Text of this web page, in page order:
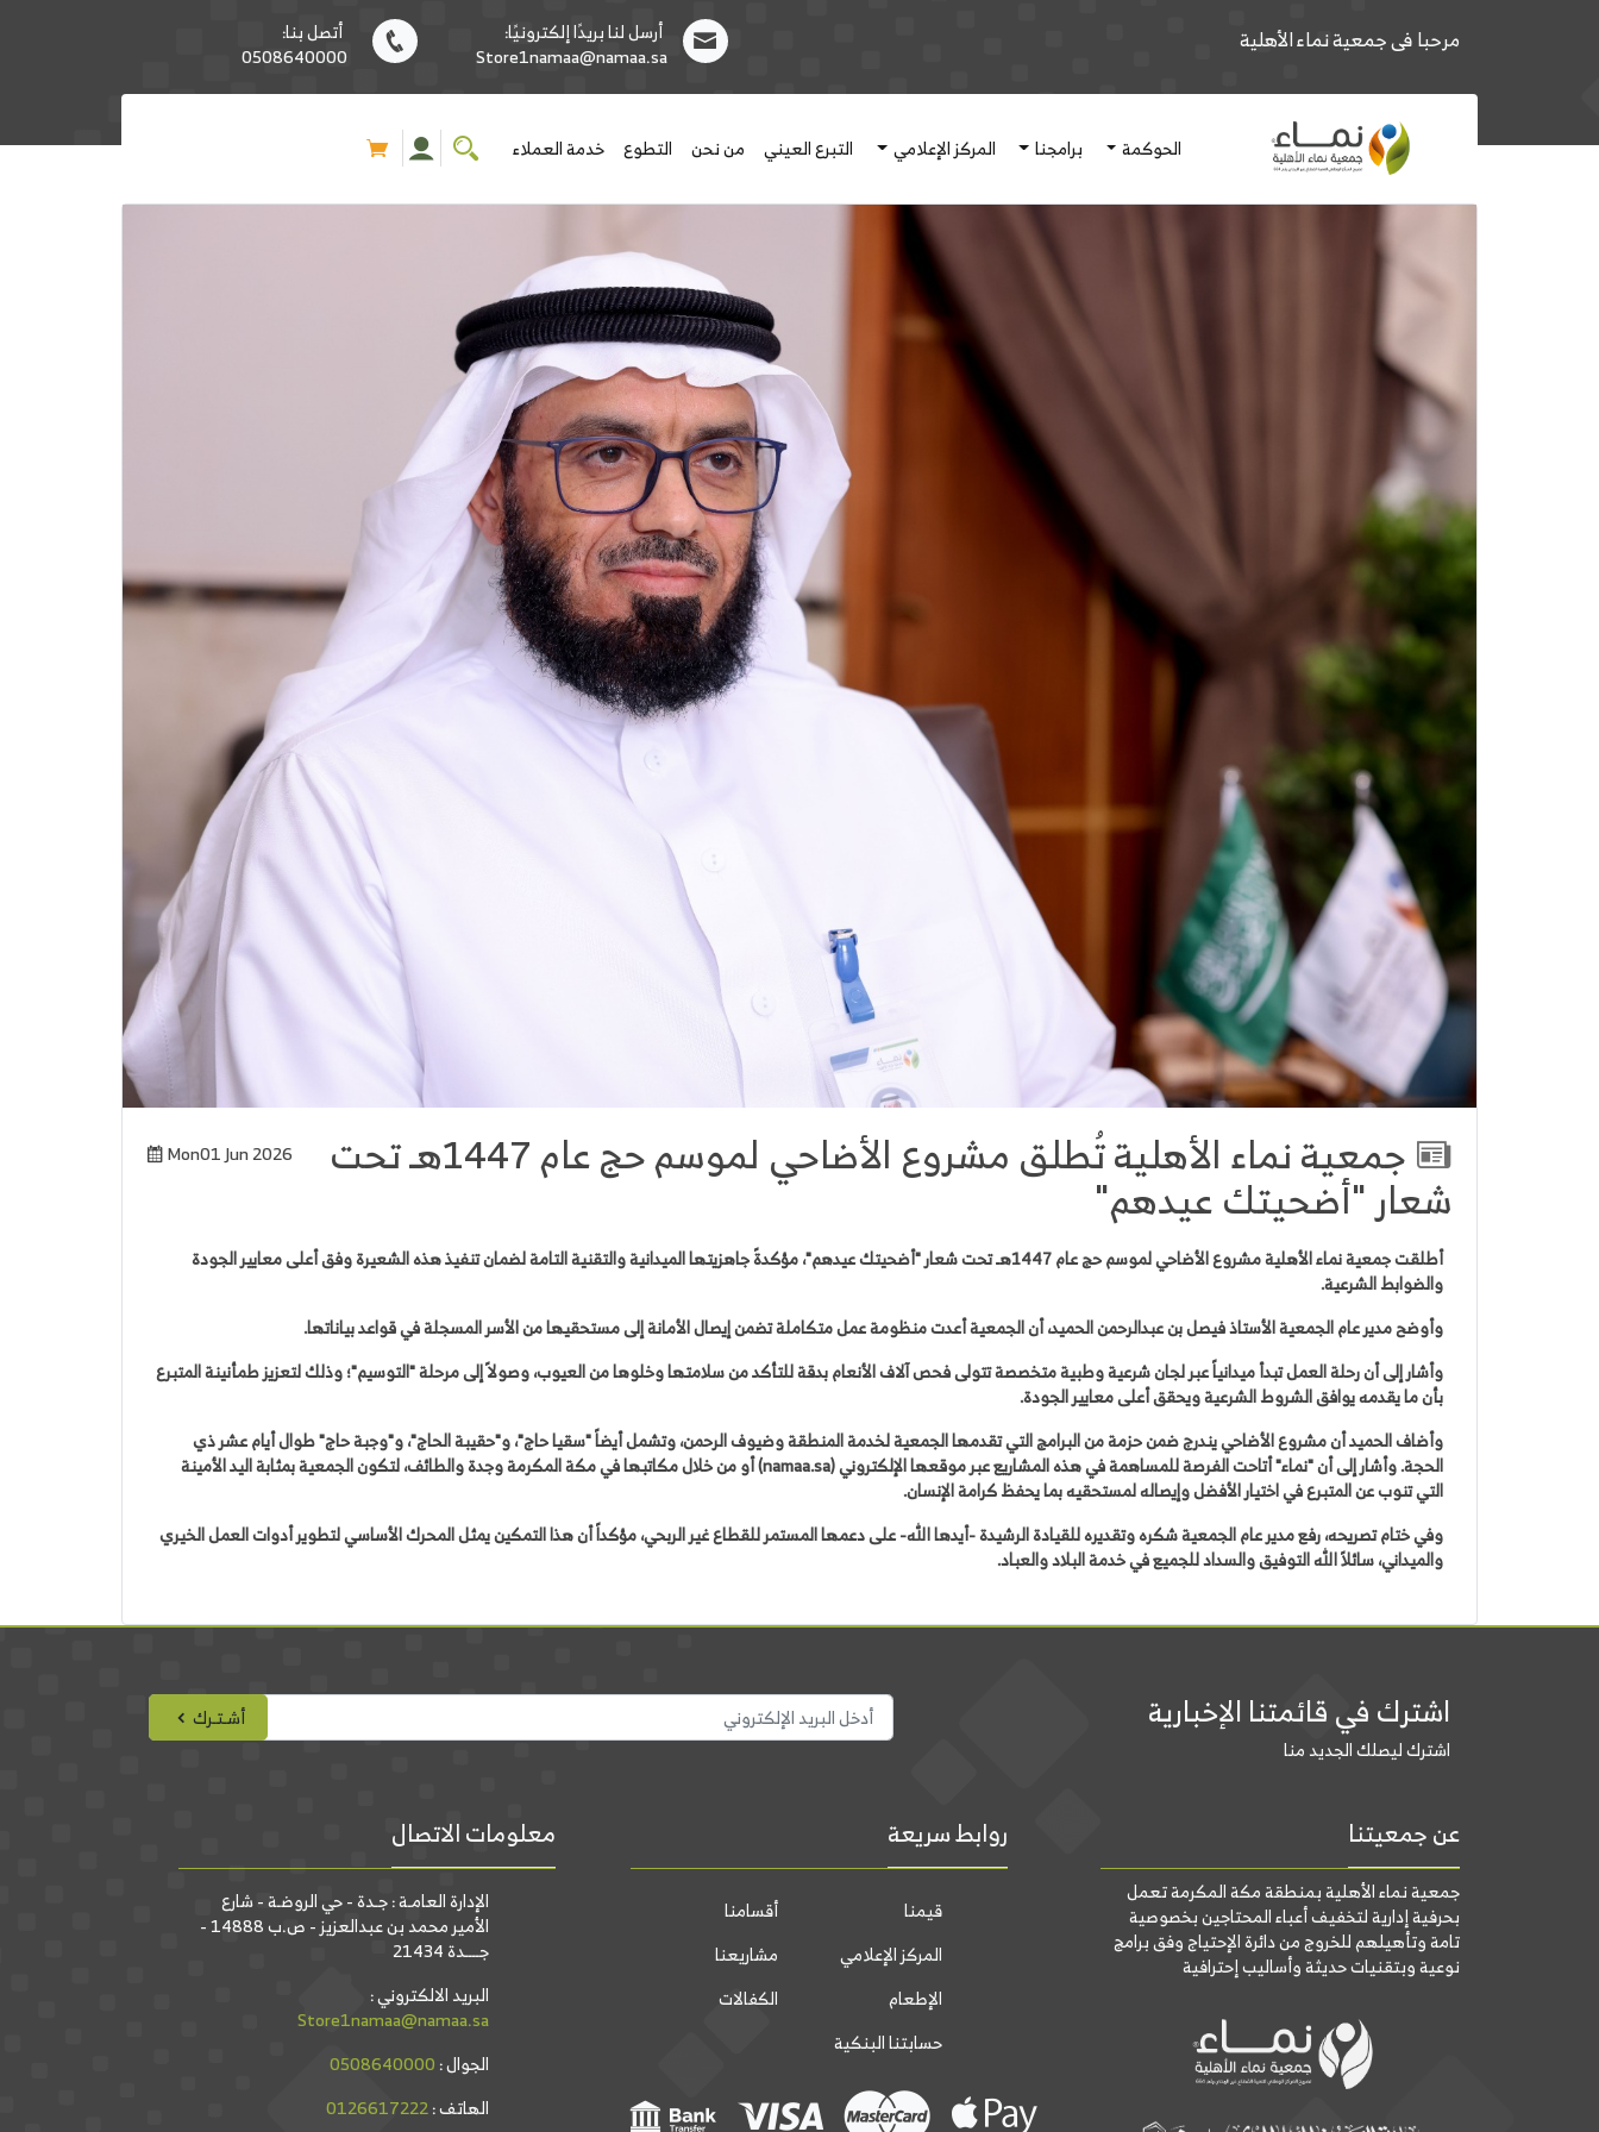
مرحبا فى جمعية نماء الأهلية
أرسل لنا بريدًا إلكترونيًا:
Store1namaa@namaa.sa
أتصل بنا:
0508640000
الحوكمة برامجنا المركز الإعلامي التبرع العيني من نحن التطوع خدمة العملاء
Mon01 Jun 2026 جمعية نماء الأهلية تُطلق مشروع الأضاحي لموسم حج عام 1447هـ تحت
شعار "أضحيتك عيدهم"
أطلقت جمعية نماء الأهلية مشروع الأضاحي لموسم حج عام 1447هـ تحت شعار "أضحيتك عيدهم"، مؤكدةً جاهزيتها الميدانية والتقنية التامة لضمان تنفيذ هذه الشعيرة وفق أعلى معايير الجودة
والضوابط الشرعية.
وأوضح مدير عام الجمعية الأستاذ فيصل بن عبدالرحمن الحميد، أن الجمعية أعدت منظومة عمل متكاملة تضمن إيصال الأمانة إلى مستحقيها من الأسر المسجلة في قواعد بياناتها.
وأشار إلى أن رحلة العمل تبدأ ميدانياً عبر لجان شرعية وطبية متخصصة تتولى فحص آلاف الأنعام بدقة للتأكد من سلامتها وخلوها من العيوب، وصولاً إلى مرحلة "التوسيم"؛ وذلك لتعزيز طمأنينة المتبرع
بأن ما يقدمه يوافق الشروط الشرعية ويحقق أعلى معايير الجودة.
وأضاف الحميد أن مشروع الأضاحي يندرج ضمن حزمة من البرامج التي تقدمها الجمعية لخدمة المنطقة وضيوف الرحمن، وتشمل أيضاً "سقيا حاج"، و"حقيبة الحاج"، و"وجبة حاج" طوال أيام عشر ذي
الحجة. وأشار إلى أن "نماء" أتاحت الفرصة للمساهمة في هذه المشاريع عبر موقعها الإلكتروني (namaa.sa) أو من خلال مكاتبها في مكة المكرمة وجدة والطائف، لتكون الجمعية بمثابة اليد الأمينة
التي تنوب عن المتبرع في اختيار الأفضل وإيصاله لمستحقيه بما يحفظ كرامة الإنسان.
وفي ختام تصريحه، رفع مدير عام الجمعية شكره وتقديره للقيادة الرشيدة -أيدها الله- على دعمها المستمر للقطاع غير الربحي، مؤكداً أن هذا التمكين يمثل المحرك الأساسي لتطوير أدوات العمل الخيري
والميداني، سائلاً الله التوفيق والسداد للجميع في خدمة البلاد والعباد.
اشترك في قائمتنا الإخبارية
اشترك ليصلك الجديد منا
أشـتـرك
عن جمعيتنا
جمعية نماء الأهلية بمنطقة مكة المكرمة تعمل
بحرفية إدارية لتخفيف أعباء المحتاجين بخصوصية
تامة وتأهيلهم للخروج من دائرة الإحتياج وفق برامج
نوعية وبتقنيات حديثة وأساليب إحترافية
روابط سريعة
قيمنا
أقسامنا
المركز الإعلامي
مشاريعنا
الإطعام
الكفالات
حسابتنا البنكية
معلومات الاتصال
الإدارة العامـة : جـدة - حي الروضـة - شارع
الأمير محمد بن عبدالعزيز - ص.ب 14888 -
جــــدة 21434
البريد الالكتروني :
Store1namaa@namaa.sa
الجوال :
الهاتف :0126617222